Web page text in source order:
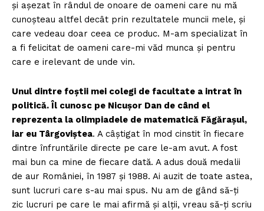
și așezat în rândul de onoare de oameni care nu mă
cunoșteau altfel decât prin rezultatele muncii mele, și
care vedeau doar ceea ce produc. M-am specializat în
a fi felicitat de oameni care-mi văd munca și pentru
care e irelevant de unde vin.
Unul dintre foștii mei colegi de facultate a intrat în
politică. Îl cunosc pe Nicușor Dan de când el
reprezenta la olimpiadele de matematică Făgărașul,
iar eu Târgoviștea. A câștigat în mod cinstit în fiecare
dintre înfruntările directe pe care le-am avut. A fost
mai bun ca mine de fiecare dată. A adus două medalii
de aur României, în 1987 și 1988. Ai auzit de toate astea,
sunt lucruri care s-au mai spus. Nu am de gând să-ți
zic lucruri pe care le mai afirmă și alții, vreau să-ți scriu